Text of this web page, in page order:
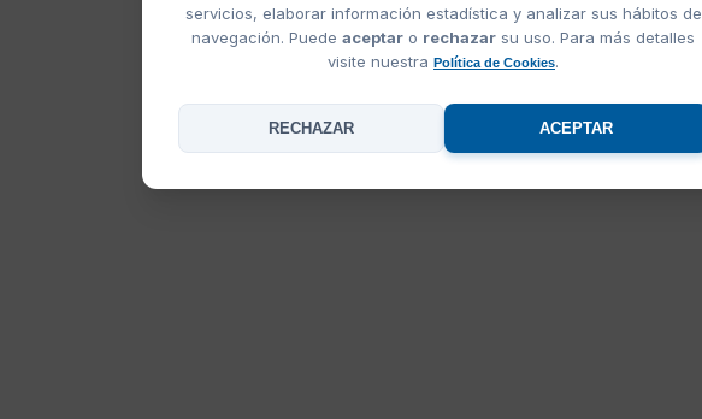
servicios, elaborar información estadística y analizar sus hábitos de
navegación. Puede aceptar o rechazar su uso. Para más detalles
visite nuestra Política de Cookies.
RECHAZAR ACEPTAR